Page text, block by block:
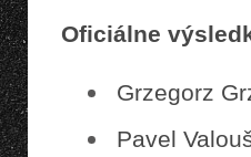
Oficiálne
Grzegorz
Pavel